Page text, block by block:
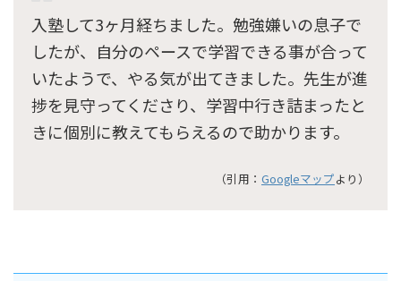
入塾して3ヶ月経ちました。勉強嫌いの息子で
したが、自分のペースで学習できる事が合って
いたようで、やる気が出てきました。先生が進
捗を見守ってくださり、学習中行き詰まったと
きに個別に教えてもらえるので助かります。
（引用： Googleマップより）